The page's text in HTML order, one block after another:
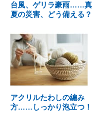
台風、ゲリラ豪雨……真
夏の災害、どう備える？
アクリルたわしの編み
方……しっかり泡立つ！